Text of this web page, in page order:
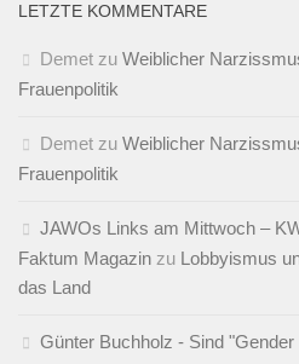
LETZTE KOMMENTARE
Demet zu Weiblicher
Frauenpolitik
Demet zu Weiblicher
Frauenpolitik
JAWOs Links am Mittwoch –
Faktum Magazin zu Lobbyismus
das Land
Günter Buchholz - Sind